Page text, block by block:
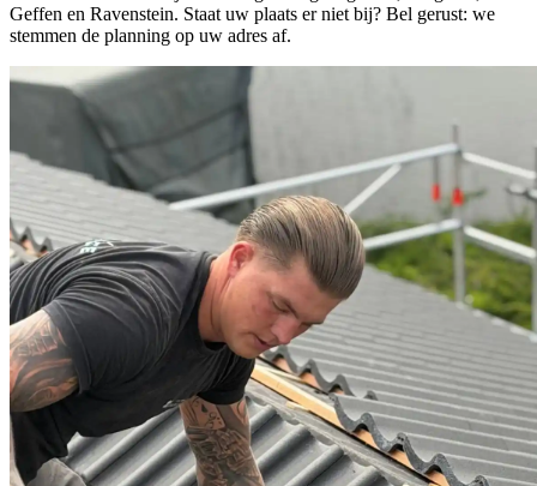
Geffen en Ravenstein. Staat uw plaats er niet bij? Bel gerust: we
stemmen de planning op uw adres af.